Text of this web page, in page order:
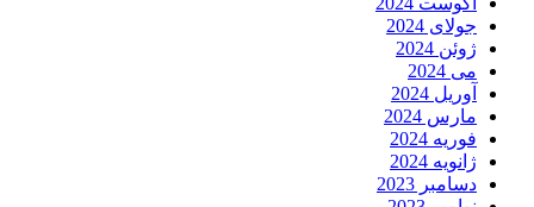
جولای 2024
ژوئن 2024
می 2024
آوریل 2024
مارس 2024
فوریه 2024
ژانویه 2024
دسامبر 2023